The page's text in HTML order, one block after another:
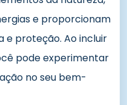
e proporcionam
e proteção. Ao incluir
pode experimentar
no seu bem-